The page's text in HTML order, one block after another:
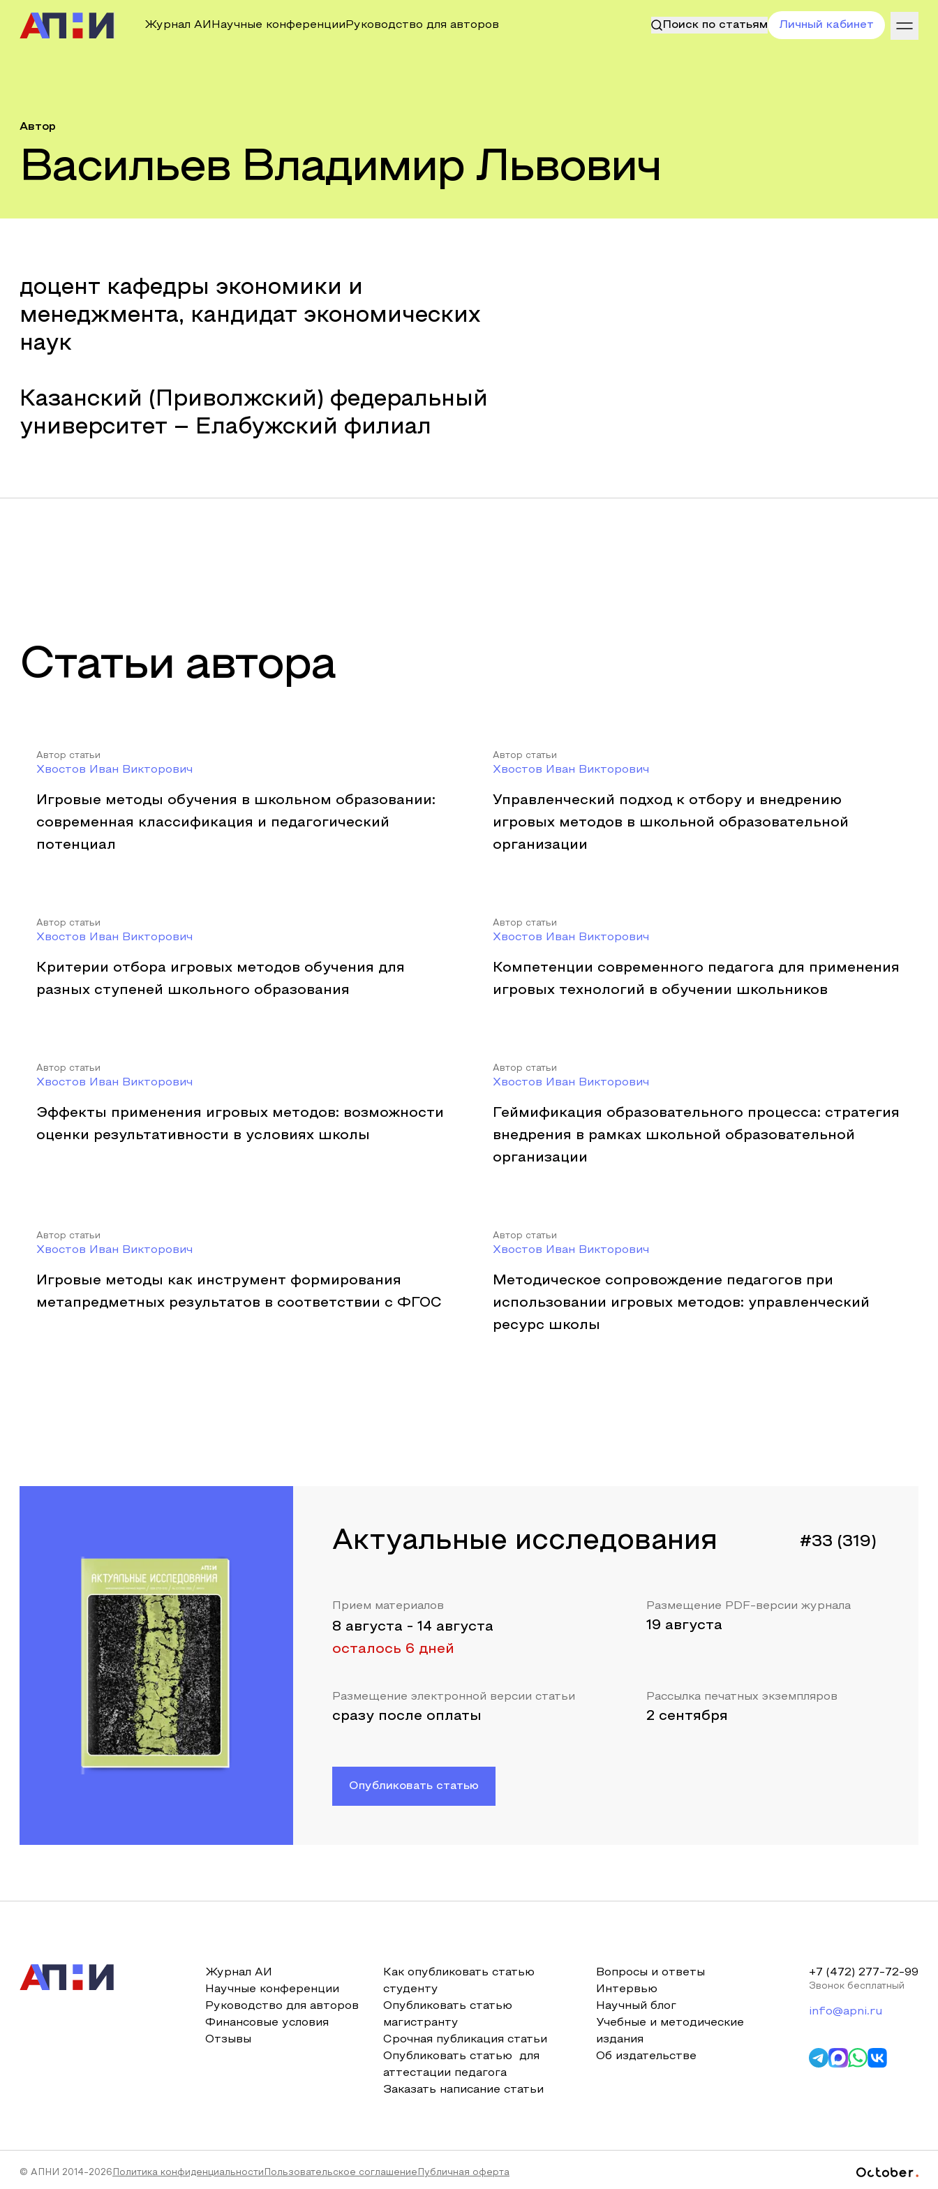
Журнал АИ Научные конференции Руководство для авторов Поиск по статьям Личный кабинет
Автор
Васильев Владимир Львович
доцент кафедры экономики и
менеджмента, кандидат экономических
наук
Казанский (Приволжский) федеральный
университет – Елабужский филиал
Статьи автора
Автор статьи
Хвостов Иван Викторович
Игровые методы обучения в школьном образовании:
современная классификация и педагогический
потенциал
Автор статьи
Хвостов Иван Викторович
Управленческий подход к отбору и внедрению
игровых методов в школьной образовательной
организации
Автор статьи
Хвостов Иван Викторович
Критерии отбора игровых методов обучения для
разных ступеней школьного образования
Автор статьи
Хвостов Иван Викторович
Компетенции современного педагога для применения
игровых технологий в обучении школьников
Автор статьи
Хвостов Иван Викторович
Эффекты применения игровых методов: возможности
оценки результативности в условиях школы
Автор статьи
Хвостов Иван Викторович
Геймификация образовательного процесса: стратегия
внедрения в рамках школьной образовательной
организации
Автор статьи
Хвостов Иван Викторович
Игровые методы как инструмент формирования
метапредметных результатов в соответствии с ФГОС
Автор статьи
Хвостов Иван Викторович
Методическое сопровождение педагогов при
использовании игровых методов: управленческий
ресурс школы
Актуальные исследования #33 (319)
Прием материалов
8 августа - 14 августа
осталось 6 дней
Размещение PDF-версии журнала
19 августа
Размещение электронной версии статьи
сразу после оплаты
Рассылка печатных экземпляров
2 сентября
Опубликовать статью
Журнал АИ
Научные конференции
Руководство для авторов
Финансовые условия
Отзывы
Как опубликовать статью
студенту
Опубликовать статью
магистранту
Срочная публикация статьи
Опубликовать статью для
аттестации педагога
Заказать написание статьи
Вопросы и ответы
Интервью
Научный блог
Учебные и методические
издания
Об издательстве
+7 (472) 277-72-99
Звонок бесплатный
info@apni.ru
© АПНИ 2014-2026 Политика конфиденциальности Пользовательское соглашение Публичная оферта